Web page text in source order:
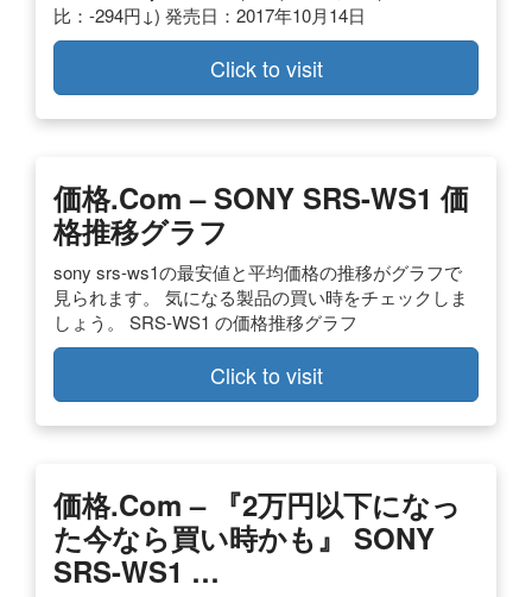
比：-294円↓) 発売日：2017年10月14日
Click to visit
価格.com – SONY SRS-WS1 価
格推移グラフ
sony srs-ws1の最安値と平均価格の推移がグラフで
見られます。 気になる製品の買い時をチェックしま
しょう。 SRS-WS1 の価格推移グラフ
Click to visit
価格.com – 『2万円以下になっ
た今なら買い時かも』 SONY
SRS-WS1 …